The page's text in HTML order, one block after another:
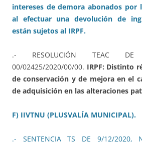
intereses de demora abonados por
al efectuar una devolución de
están sujetos al IRPF.
.- RESOLUCIÓN TEAC DE
00/02425/2020/00/00. IRPF: Distinto
de conservación y de mejora en el
de adquisición en las alteraciones
F) IIVTNU (PLUSVALÍA MUNICIPAL).
.- SENTENCIA TS DE 9/12/2020,